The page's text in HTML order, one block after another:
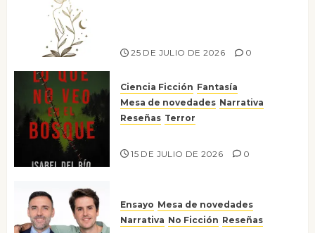
25 DE JULIO DE 2026 0
Ciencia Ficción Fantasía
Mesa de novedades Narrativa
Reseñas Terror
15 DE JULIO DE 2026 0
Ensayo Mesa de novedades
Narrativa No Ficción Reseñas